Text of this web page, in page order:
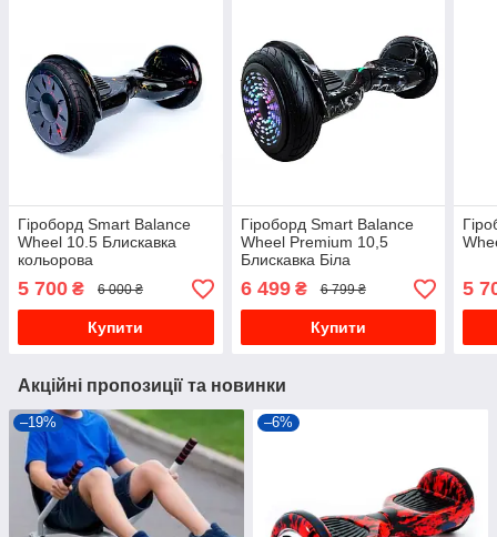
Гіроборд Smart Balance
Wheel 10.5 Блискавка
кольорова
5 700 ₴ 6 000 ₴
Купити
Гіроборд Smart Balancе
Wheel Premium 10,5
Блискавка Біла
6 499₴ 6 799 ₴
Купити
5
Акційні пропозиції та новинки
–19% –6%